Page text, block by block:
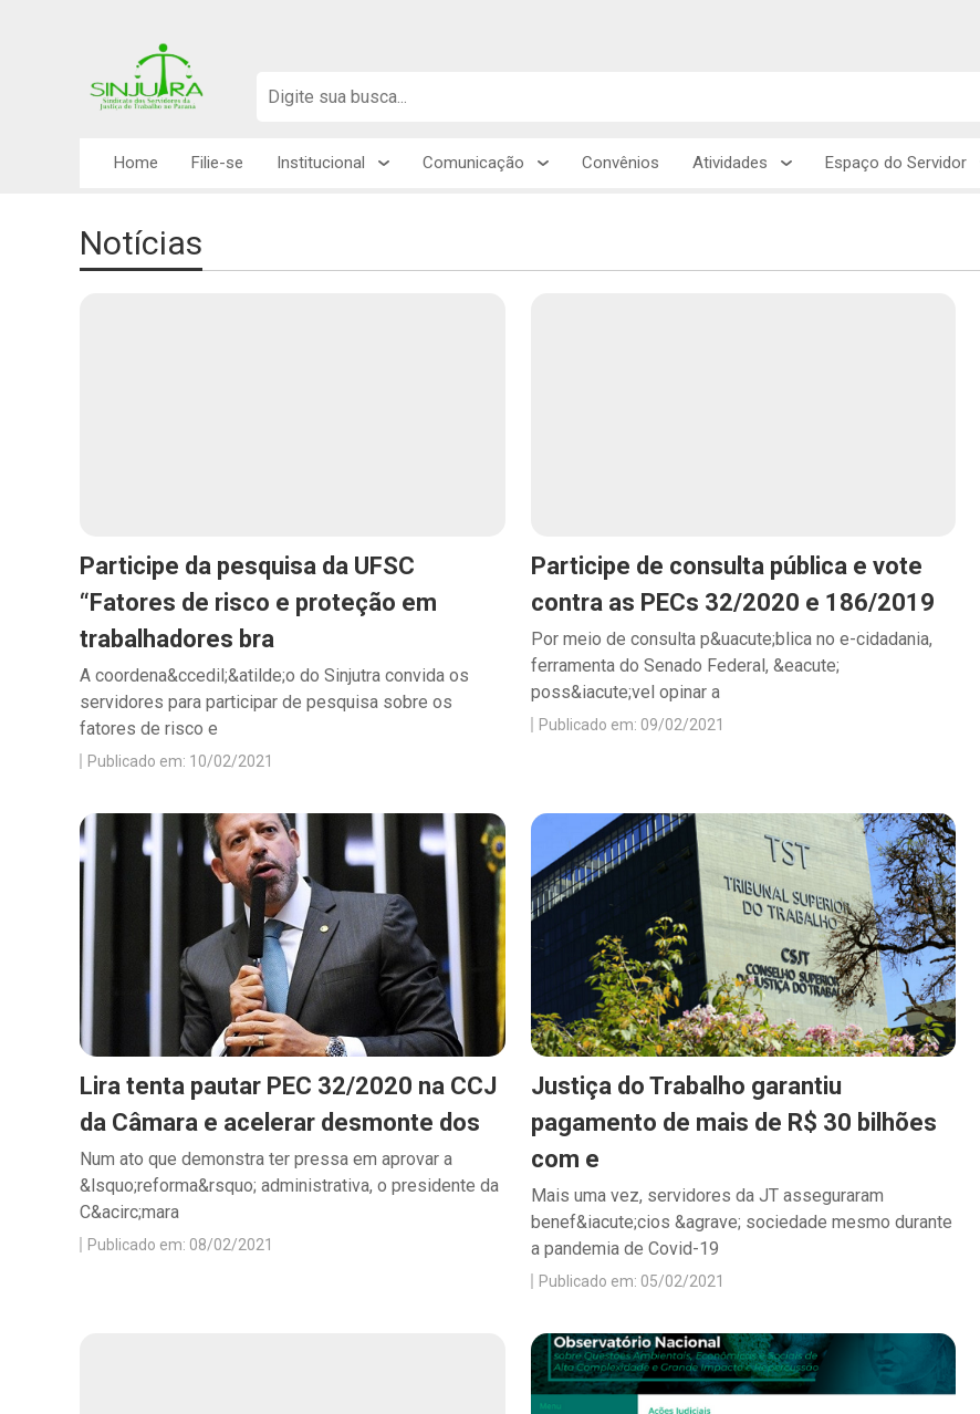
Home Filie-se Institucional Comunicação Convênios Atividades Espaço do Servidor
Notícias
Participe da pesquisa da UFSC
“Fatores de risco e proteção em
trabalhadores bra
A coordena&ccedil;&atilde;o do Sinjutra convida os
servidores para participar de pesquisa sobre os
fatores de risco e
Publicado em: 10/02/2021
Participe de consulta pública e vote
contra as PECs 32/2020 e 186/2019
Por meio de consulta p&uacute;blica no e-cidadania,
ferramenta do Senado Federal, &eacute;
poss&iacute;vel opinar a
Publicado em: 09/02/2021
Lira tenta pautar PEC 32/2020 na CCJ
da Câmara e acelerar desmonte dos
Num ato que demonstra ter pressa em aprovar a
&lsquo;reforma&rsquo; administrativa, o presidente da
C&acirc;mara
Publicado em: 08/02/2021
Justiça do Trabalho garantiu
pagamento de mais de R$ 30 bilhões
com e
Mais uma vez, servidores da JT asseguraram
benef&iacute;cios &agrave; sociedade mesmo durante
a pandemia de Covid-19
Publicado em: 05/02/2021